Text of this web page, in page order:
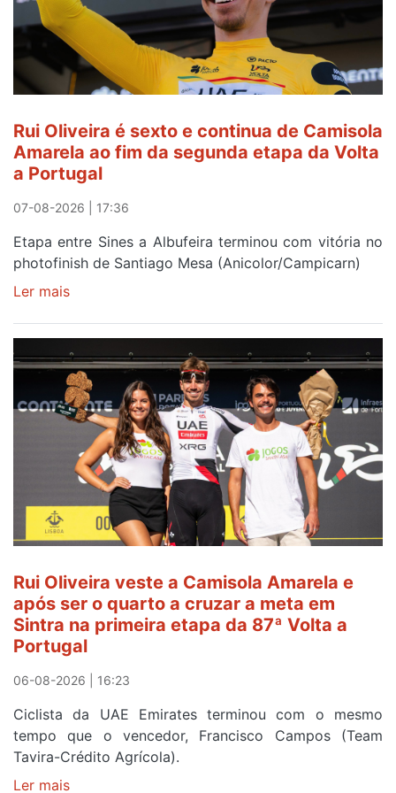
Rui
Oliveira
após
quinto
lugar
Beja
e
Elvas
Rui Oliveira é sexto e continua de Camisola
Amarela ao fim da segunda etapa da Volta
a Portugal
07-08-2026 | 17:36
Etapa entre Sines a Albufeira terminou com vitória no
photofinish de Santiago Mesa (Anicolor/Campicarn)
Ler mais
Oliveira
é
sexto
e
continua
Camisola
Amarela
ao
da
etapa
da
Volta
a
Portugal
Rui Oliveira veste a Camisola Amarela e
após ser o quarto a cruzar a meta em
Sintra na primeira etapa da 87ª Volta a
Portugal
06-08-2026 | 16:23
Ciclista da UAE Emirates terminou com o mesmo
tempo que o vencedor, Francisco Campos (Team
Tavira-Crédito Agrícola).
Ler mais